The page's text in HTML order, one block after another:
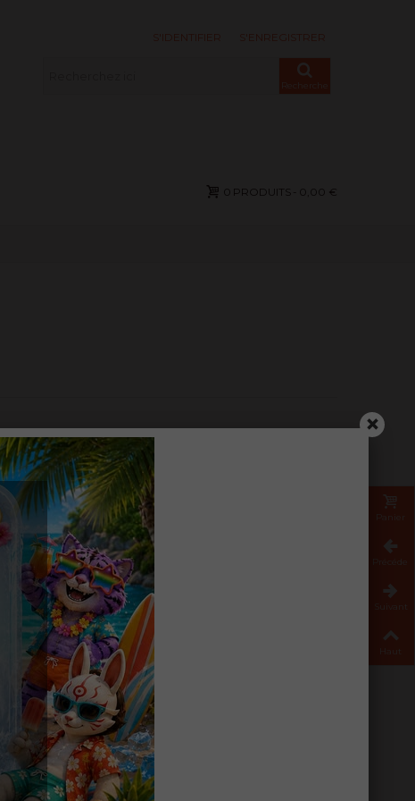
S'IDENTIFIER S'ENREGISTRER
0 PRODUITS 0,00 €
Suivant
Haut